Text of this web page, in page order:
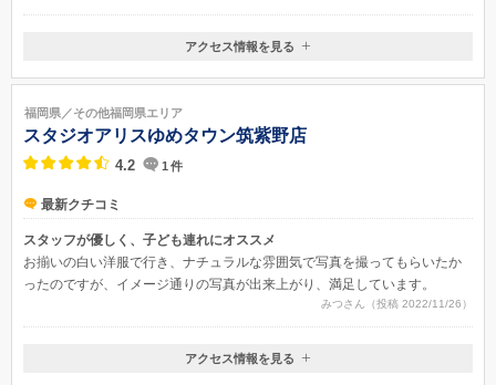
福岡県春日市春日７丁目３
アクセス情報を見る
福岡県／その他福岡県エリア
スタジオアリスゆめタウン筑紫野店
4.2 1 件
最新クチコミ
スタッフが優しく、子ども連れにオススメ
お揃いの白い洋服で行き、ナチュラルな雰囲気で写真を撮ってもらいたか
ったのですが、イメージ通りの写真が出来上がり、満足しています。
みつさん（投稿 2022/11/26）
アクセス情報を見る